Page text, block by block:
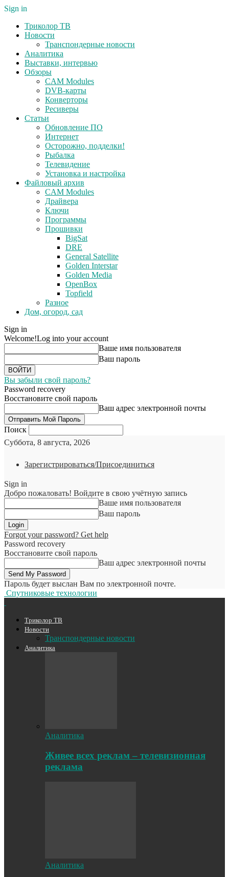
Sign in
Триколор ТВ
Новости
Транспондерные новости
Аналитика
Выставки, интервью
Обзоры
CAM Modules
DVB-карты
Конверторы
Ресиверы
Статьи
Обновление ПО
Интернет
Осторожно, подделки!
Рыбалка
Телевидение
Установка и настройка
Файловый архив
CAM Modules
Драйвера
Ключи
Программы
Прошивки
BigSat
DRE
General Satellite
Golden Interstar
Golden Media
OpenBox
Topfield
Разное
Дом, огород, сад
Sign in
Welcome!Log into your account
Ваше имя пользователя
Ваш пароль
Вы забыли свой пароль?
Password recovery
Восстановите свой пароль
Ваш адрес электронной почты
Поиск
Суббота, 8 августа, 2026
Зарегистрироваться/Присоединиться
Sign in
Добро пожаловать! Войдите в свою учётную запись
Ваше имя пользователя
Ваш пароль
Forgot your password? Get help
Password recovery
Восстановите свой пароль
Ваш адрес электронной почты
Пароль будет выслан Вам по электронной почте.
Спутниковые технологии
Триколор ТВ
Новости
Транспондерные новости
Аналитика
Аналитика
Живее всех реклам – телевизионная
реклама
Аналитика